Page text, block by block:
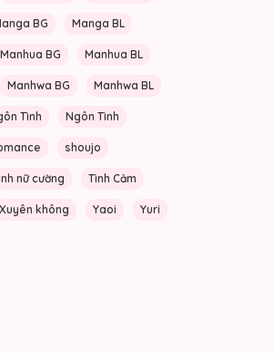
BG Manga BL
Manhua BG Manhua BL
Manhwa BG Manhwa BL
Tình Ngôn Tình
shoujo
nữ cường Tình Cảm
Xuyên không Yaoi Yuri